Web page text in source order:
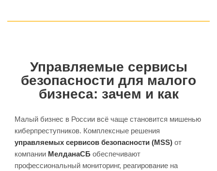
Управляемые сервисы
безопасности для малого
бизнеса: зачем и как
Малый бизнес в России всё чаще становится мишенью
киберпреступников. Комплексные решения
управляемых сервисов безопасности (MSS) от
компании МелданаСБ обеспечивают
профессиональный мониторинг, реагирование на